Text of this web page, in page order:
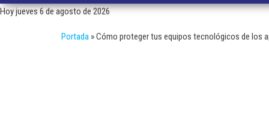
Hoy jueves 6 de agosto de 2026
Portada »Cómo proteger tus equipos tecnológicos de los